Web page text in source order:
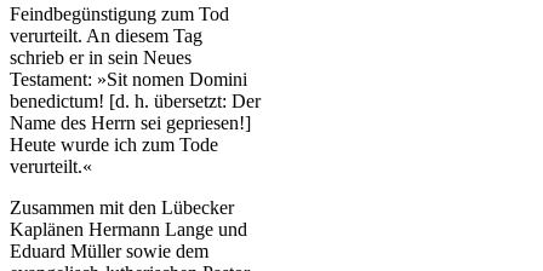
Feindbegünstigung zum Tod
verurteilt. An diesem Tag
schrieb er in sein Neues
Testament: »Sit nomen Domini
benedictum! [d. h. übersetzt: Der
Name des Herrn sei gepriesen!]
Heute wurde ich zum Tode
verurteilt.«
Zusammen mit den Lübecker
Kaplänen Hermann Lange und
Eduard Müller sowie dem